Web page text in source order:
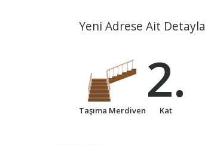
Yeni Adrese Ait
Taşıma Merdiven
2.
Kat